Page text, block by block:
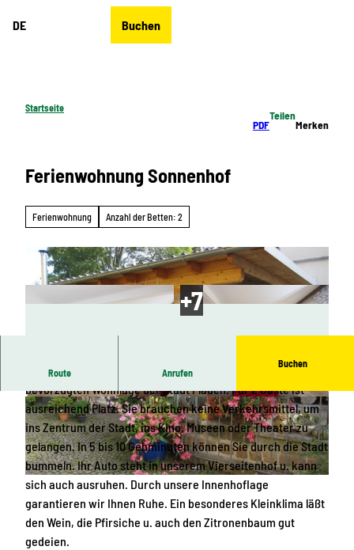
DE Buchen
Startseite
PDF
Teilen
Merken
Ferienwohnung Sonnenhof
Ferienwohnung Anzahl der Betten: 2
W
i
n
t
W
o
h
n
-
/
S
c
B
o
x
s
p
r
i
Route Anrufen
Buchen
Unsere Ferienwohnung " Sonnenhof" befindet sich in einer
bevorzugten Wohnlage der Stadt Plauen. Für 2 Gäste ist
ausreichend Platz. Sie brauchen keine Verkehrsmittel, um
ins Zentrum der Stadt, ins Kino, Museen oder Theater zu
gelangen. In 5 bis 10 Gehminuten können Sie durch die Stadt
bummeln. Ihr Auto steht in unserem Vierseitenhof u. kann
sich auch ausruhen. Durch unsere Innenhoflage
garantieren wir Ihnen Ruhe. Ein besonderes Kleinklima läßt
den Wein, die Pfirsiche u. auch den Zitronenbaum gut
gedeien.